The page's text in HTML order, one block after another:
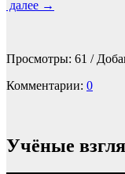
далее →
Просмотры: 61 /
Комментарии: 0
Учёные